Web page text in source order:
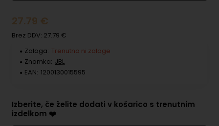
27.79 €
Brez DDV: 27.79 €
Zaloga: Trenutno ni zaloge
Znamka: JBL
EAN: 1200130015595
Izberite, če želite dodati v košarico s trenutnim
izdelkom ❤️